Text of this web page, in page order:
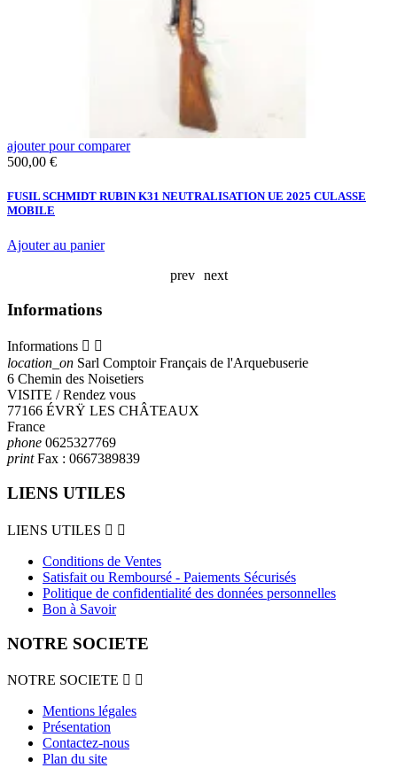
ajouter pour comparer
Prix
500,00 €
FUSIL SCHMIDT RUBIN K31 NEUTRALISATION UE 2025 CULASSE
MOBILE
Ajouter au panier
prev next
Informations
Informations  
location_on Sarl Comptoir Français de l'Arquebuserie
6 Chemin des Noisetiers
VISITE / Rendez vous
77166 ÉVRŸ LES CHÂTEAUX
France
phone 0625327769
printFax : 0667389839
LIENS UTILES
LIENS UTILES  
Conditions de Ventes
Satisfait ou Remboursé - Paiements Sécurisés
Politique de confidentialité des données personnelles
Bon à Savoir
NOTRE SOCIETE
NOTRE SOCIETE  
Mentions légales
Présentation
Contactez-nous
Plan du site